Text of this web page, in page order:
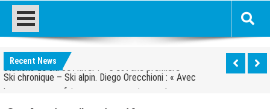
Recent News
rouge »
Courchevel. Un ouvrier de 30 ans meurt écrasé sous
un bloc de béton
Savoie. Un milliard d’euros de recettes pour les
stations de ski cet hiver : « C’est une première »
Ski chronique – Ski alpin. Diego Orecchioni : « Avec
le groupe, nous faisons nos pronostics sur les
matches »
Jeux olympiques d’hiver. Le CIO approuve la carte